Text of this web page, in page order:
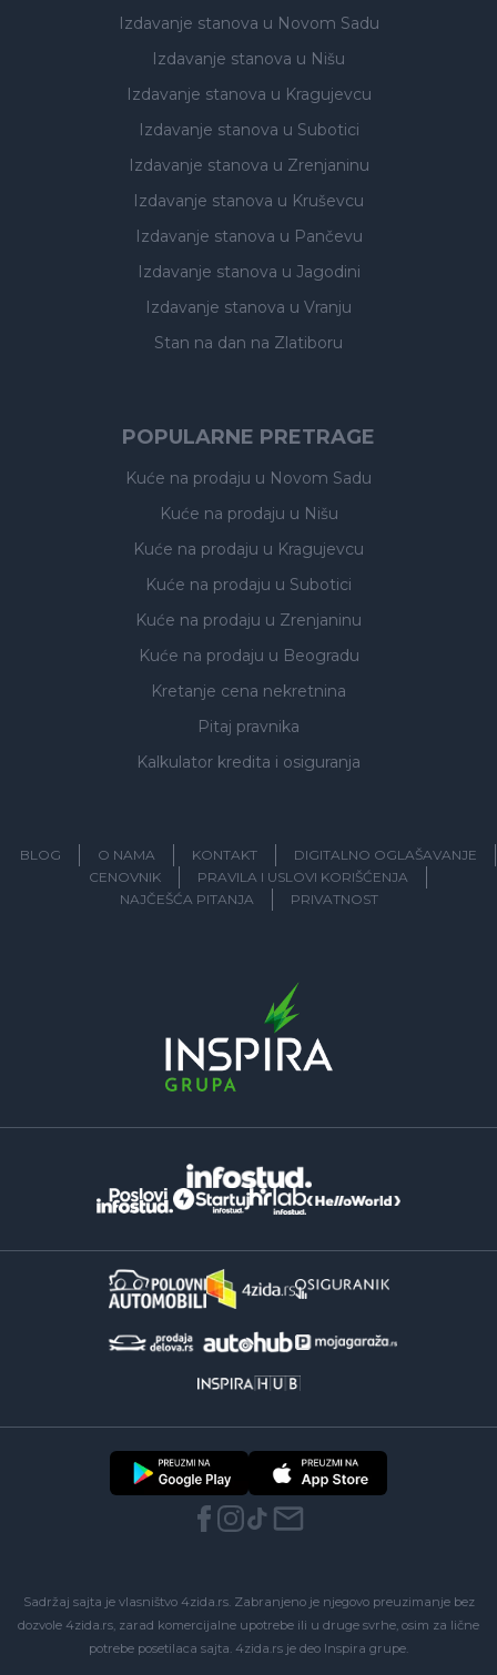
Izdavanje stanova u Novom Sadu
Izdavanje stanova u Nišu
Izdavanje stanova u Kragujevcu
Izdavanje stanova u Subotici
Izdavanje stanova u Zrenjaninu
Izdavanje stanova u Kruševcu
Izdavanje stanova u Pančevu
Izdavanje stanova u Jagodini
Izdavanje stanova u Vranju
Stan na dan na Zlatiboru
POPULARNE PRETRAGE
Kuće na prodaju u Novom Sadu
Kuće na prodaju u Nišu
Kuće na prodaju u Kragujevcu
Kuće na prodaju u Subotici
Kuće na prodaju u Zrenjaninu
Kuće na prodaju u Beogradu
Kretanje cena nekretnina
Pitaj pravnika
Kalkulator kredita i osiguranja
BLOG O NAMA KONTAKT
DIGITALNO OGLAŠAVANJE
CENOVNIK
PRAVILA I USLOVI KORIŠĆENJA
NAJČEŠĆA PITANJA
PRIVATNOST
Sadržaj sajta je vlasništvo 4zida.rs. Zabranjeno je njegovo preuzimanje bez
dozvole 4zida.rs, zarad komercijalne upotrebe ili u druge svrhe, osim za lične
potrebe posetilaca sajta. 4zida.rs je deo Inspira grupe